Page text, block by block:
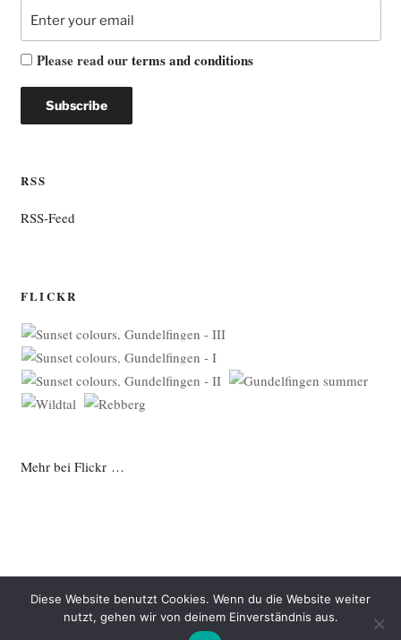
Please read ourterms and conditions
RSS
RSS-Feed
FLICKR
Mehr bei Flickr …
Datenschutzerklärung Mit Stolz präsentiert von WordPress
Diese Website benutzt Cookies. Wenn du die Website weiter
nutzt, gehen wir von deinem Einverständnis aus.